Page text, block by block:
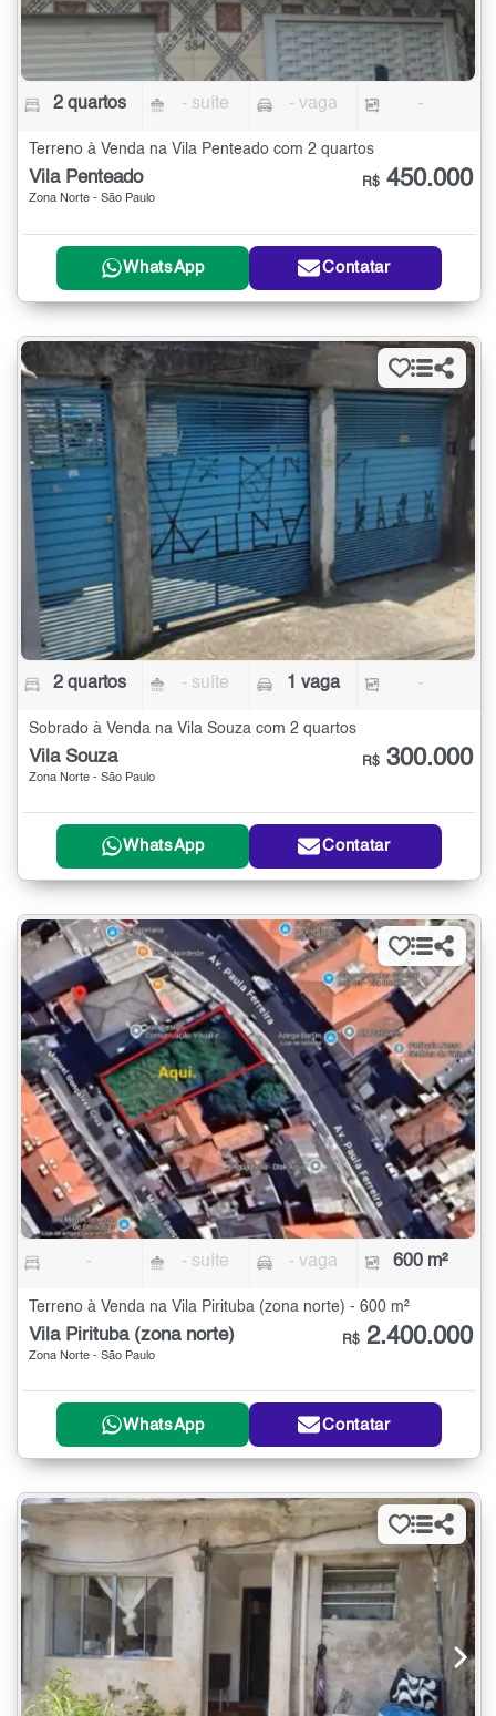
2 quartos - suíte - vaga -
Terreno à Venda na Vila Penteado com 2 quartos
Vila Penteado
Zona Norte - São Paulo
R$ 450.000
WhatsApp Contatar
2 quartos - suíte 1 vaga -
Sobrado à Venda na Vila Souza com 2 quartos
Vila Souza
Zona Norte - São Paulo
R$ 300.000
WhatsApp Contatar
- - suíte - vaga 600 m²
Terreno à Venda na Vila Pirituba (zona norte) - 600 m²
Vila Pirituba (zona norte)
Zona Norte - São Paulo
R$ 2.400.000
WhatsApp Contatar